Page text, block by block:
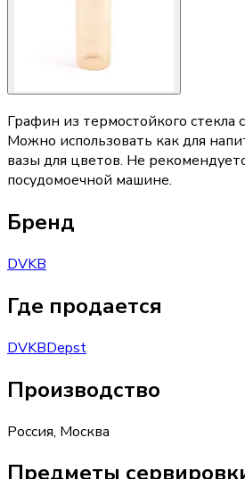
Графин из термостойкого стекла
Можно использовать как для
вазы для цветов. Не
посудомоечной машине.
Бренд
DVKB
Где продается
DVKBDepst
Производство
Россия, Москва
Предметы